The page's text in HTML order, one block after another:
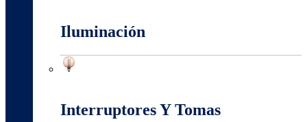
Iluminación
Interruptores Y Tomas